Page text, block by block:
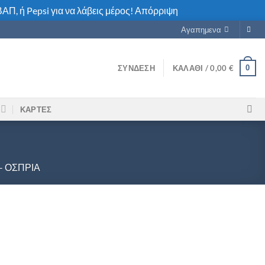
ή Pepsi για να λάβεις μέρος! Απόρριψη
Αγαπημενα
ΣΎΝΔΕΣΗ ΚΑΛΆΘΙ /0,00 € 0
ΚΑΡΤΕΣ
ΌΣΠΡΙΑ